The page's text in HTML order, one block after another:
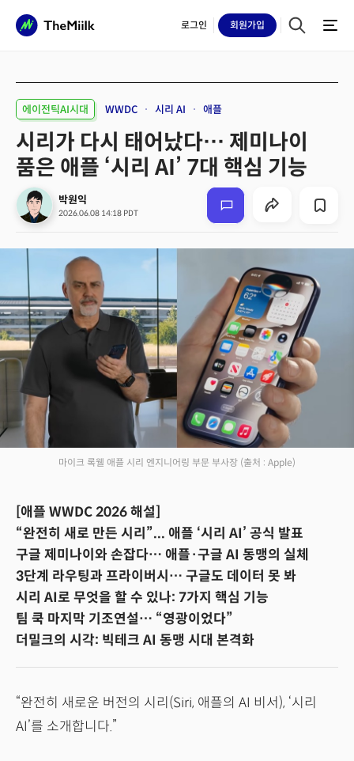
로그인 회원가입
에이전틱AI시대 WWDC 시리 AI 애플
시리가 다시 태어났다… 제미나이
품은 애플 ‘시리 AI’ 7대 핵심 기능
박원익
2026.06.08 14:18 PDT
마이크 록웰 애플 시리 엔지니어링 부문 부사장 (출처 : Apple)
[애플 WWDC 2026 해설]
“완전히 새로 만든 시리”... 애플 ‘시리 AI’ 공식 발표
구글 제미나이와 손잡다… 애플·구글 AI 동맹의 실체
3단계 라우팅과 프라이버시… 구글도 데이터 못 봐
시리 AI로 무엇을 할 수 있나: 7가지 핵심 기능
팀 쿡 마지막 기조연설… “영광이었다”
더밀크의 시각: 빅테크 AI 동맹 시대 본격화
“완전히 새로운 버전의 시리(Siri, 애플의 AI 비서), ‘시리
AI’를 소개합니다.”